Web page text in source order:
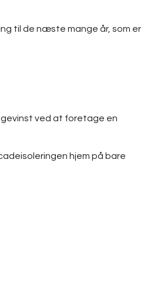
til de næste mange år, som er
ved at foretage en
hjem på bare